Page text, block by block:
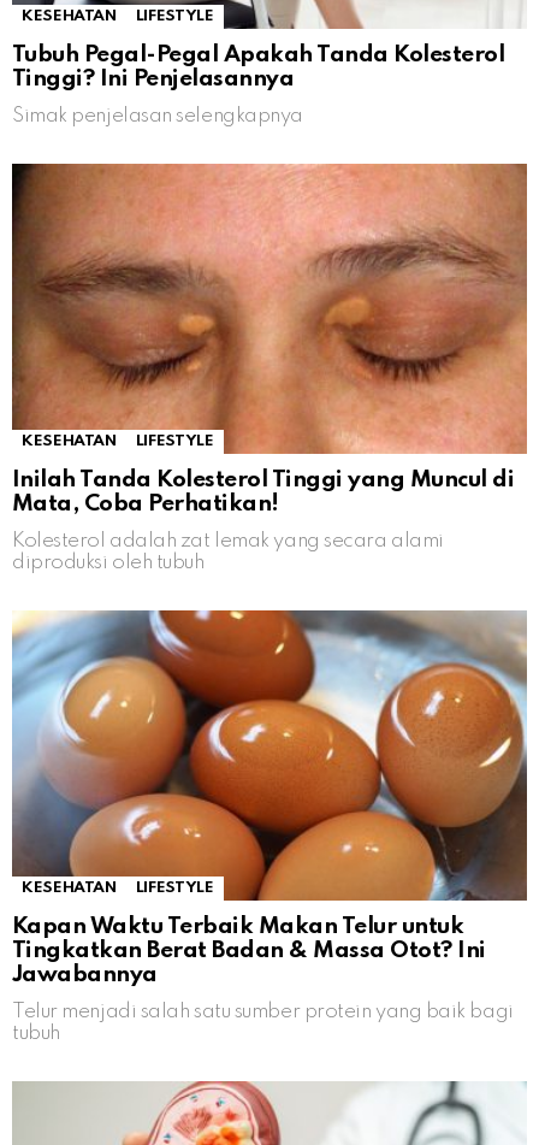
KESEHATAN LIFESTYLE
Tubuh Pegal-Pegal Apakah Tanda Kolesterol
Tinggi? Ini Penjelasannya
Simak penjelasan selengkapnya
KESEHATAN LIFESTYLE
Inilah Tanda Kolesterol Tinggi yang Muncul di
Mata, Coba Perhatikan!
Kolesterol adalah zat lemak yang secara alami
diproduksi oleh tubuh
KESEHATAN LIFESTYLE
Kapan Waktu Terbaik Makan Telur untuk
Tingkatkan Berat Badan & Massa Otot? Ini
Jawabannya
Telur menjadi salah satu sumber protein yang baik bagi
tubuh